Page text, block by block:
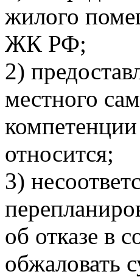
жилого
ЖК РФ;
2)
местного
относится;
3)
об отказе в
обжаловать